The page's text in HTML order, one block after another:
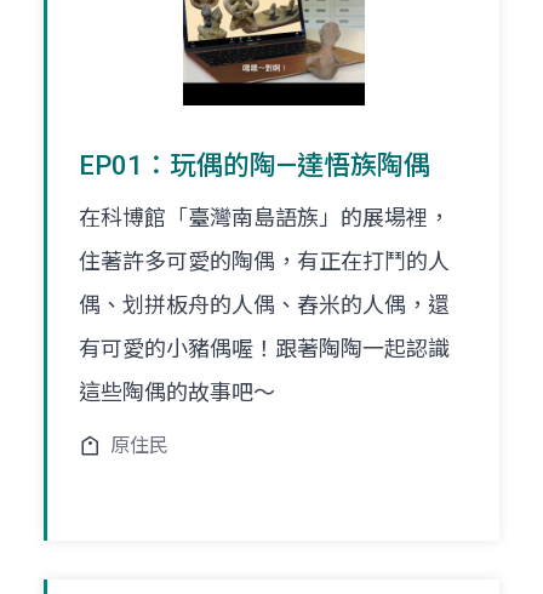
EP01：玩偶的陶—達悟族陶偶
在科博館「臺灣南島語族」的展場裡，
住著許多可愛的陶偶，有正在打鬥的人
偶、划拼板舟的人偶、舂米的人偶，還
有可愛的小豬偶喔！跟著陶陶一起認識
這些陶偶的故事吧～
原住民